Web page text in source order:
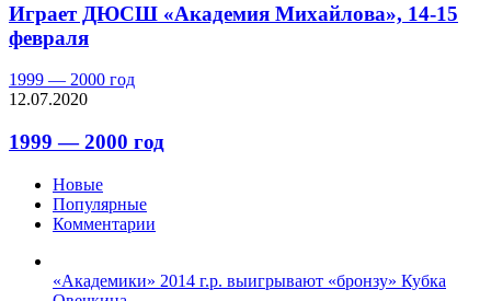
Играет ДЮСШ «Академия Михайлова», 14-15
февраля
1999 — 2000 год
12.07.2020
1999 — 2000 год
Новые
Популярные
Комментарии
«Академики» 2014 г.р. выигрывают «бронзу» Кубка